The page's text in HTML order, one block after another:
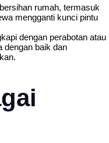
rumah, termasuk
mengganti kunci pintu
dengan perabotan atau
dengan baik dan